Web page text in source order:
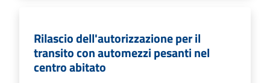
Rilascio dell'autorizzazione per il
transito con automezzi pesanti nel
centro abitato